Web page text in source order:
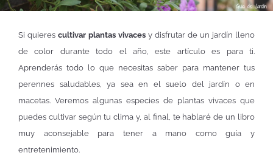
Si quieres cultivar plantas vivaces y disfrutar de un jardín lleno
de color durante todo el año, este artículo es para ti.
Aprenderás todo lo que necesitas saber para mantener tus
perennes saludables, ya sea en el suelo del jardín o en
macetas. Veremos algunas especies de plantas vivaces que
puedes cultivar según tu clima y, al final, te hablaré de un libro
muy aconsejable para tener a mano como guía y
entretenimiento.